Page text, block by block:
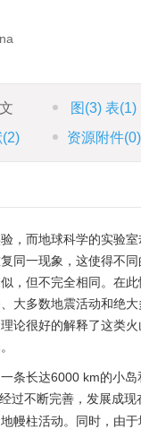
图 (3)表(1)
(2) 资源附件(0)
，而地球科学的实验
同一现象，这使得不
，但不完全相同。在
大多数地震活动和绝
论很好的解释了这类
条长达6000 km的小
过不断完善，发展成
幔柱活动。同时，由于